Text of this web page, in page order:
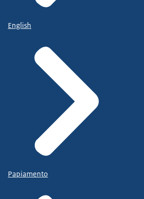
English
Papiamento